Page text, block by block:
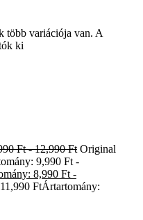
több variációja van. A
ki
Ft - 12,990 Ft Original
9,990 Ft -
8,990 Ft -
FtÁrtartomány: